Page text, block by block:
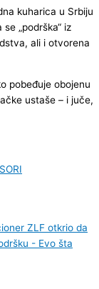
kuharica u Srbiju
„podrška“ iz
ali i otvorena
pobeđuje obojenu
ustaše – i juče,